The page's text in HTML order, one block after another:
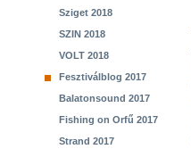
Sziget 2018
SZIN 2018
VOLT 2018
Fesztiválblog 2017
Balatonsound 2017
Fishing on Orfű 2017
Strand 2017